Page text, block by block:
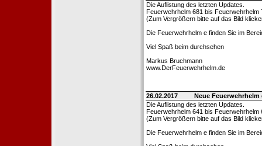
Die Auflistung des letzten Updates.
Feuerwehrhelm 681 bis Feuerwehrhelm
(Zum Vergrößern bitte auf das Bild
Die Feuerwehrhelm e finden Sie im
Viel Spaß beim durchsehen
Markus Bruchmann
www.DerFeuerwehrhelm.de
26.02.2017
Neue
Die Auflistung des letzten Updates.
Feuerwehrhelm 641 bis Feuerwehrhelm
(Zum Vergrößern bitte auf das Bild
Die Feuerwehrhelm e finden Sie im